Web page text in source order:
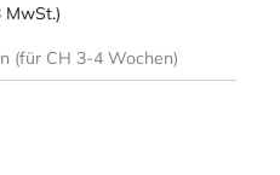
MwSt.)
(für CH 3-4 Wochen)